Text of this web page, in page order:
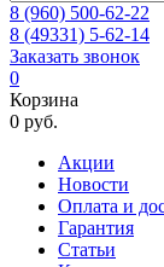
8 (960) 500-62-22
8 (49331) 5-62-14
Заказать звонок
0
Корзина
0 руб.
Акции
Новости
Оплата и
Гарантия
Статьи